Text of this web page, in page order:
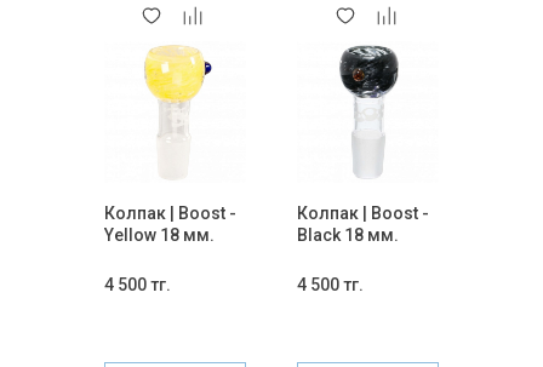
Колпак | Boost -
Yellow 18 мм.
4 500 тг.
Колпак | Boost -
Black 18 мм.
4 500 тг.